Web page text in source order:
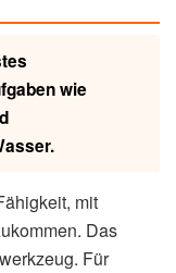
wie
mit
Das
Für